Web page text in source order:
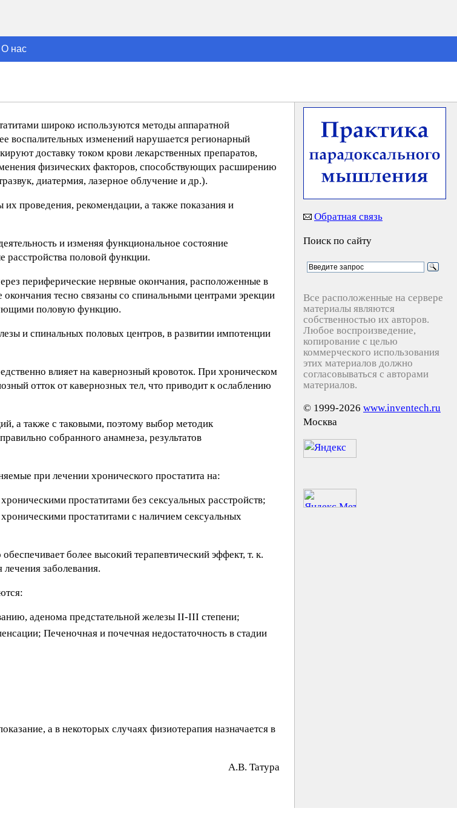
О нас
широко используются методы аппаратной
воспалительных изменений нарушается регионарный
доставку током крови лекарственных препаратов,
физических факторов, способствующих расширению
диатермия, лазерное облучение и др.).
проведения, рекомендации, а также показания и
и изменяя функциональное состояние
расстройства половой функции.
периферические нервные окончания, расположенные в
тесно связаны со спинальными центрами эрекции
половую функцию.
и спинальных половых центров, в развитии импотенции
влияет на кавернозный кровоток. При хроническом
отток от кавернозных тел, что приводит к ослаблению
а также с таковыми, поэтому выбор методик
собранного анамнеза, результатов
при лечении хронического простатита на:
простатитами без сексуальных расстройств;
простатитами с наличием сексуальных
более высокий терапевтический эффект, т. к.
лечения заболевания.
аденома предстательной железы II-III степени;
Печеночная и почечная недостаточность в стадии
а в некоторых случаях физиотерапия назначается в
A.B. Taтypa
Обратная связь
Поиск по сайту
Все расположенные на сервере
материалы являются
собственностью их авторов.
Любое воспроизведение,
копирование с целью
коммерческого использования
этих материалов должно
согласовываться с авторами
материалов.
© 1999-2026 www.inventech.ru
Москва